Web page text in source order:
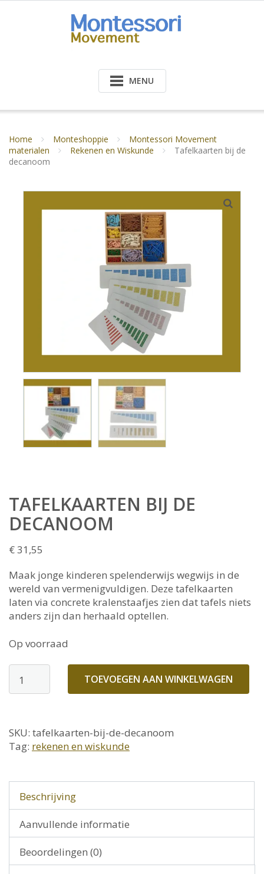
MENU
Home Monteshoppie
Montessori Movement
materialen
Rekenen en Wiskunde
Tafelkaarten bij de
decanoom
TAFELKAARTEN BIJ DE
DECANOOM
€31,55
Maak jonge kinderen spelenderwijs wegwijs in de
wereld van vermenigvuldigen. Deze tafelkaarten
laten via concrete kralenstaafjes zien dat tafels niets
anders zijn dan herhaald optellen.
Op voorraad
bij
aantal
TOEVOEGEN AAN WINKELWAGEN
SKU: tafelkaarten-bij-de-decanoom
Tag: rekenen en wiskunde
Beschrijving
Aanvullende informatie
Beoordelingen (0)